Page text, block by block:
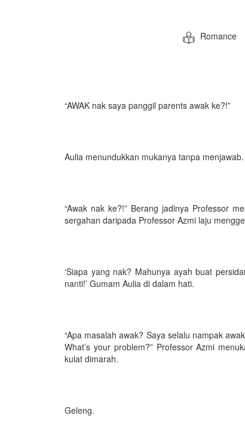
Romance
“AWAK nak saya panggil parents awak ke?!”
Aulia menundukkan mukanya tanpa menjawab.
“Awak nak ke?!” Berang jadinya Professor
sergahan daripada Professor Azmi laju
‘Siapa yang nak? Mahunya ayah buat
nanti!’ Gumam Aulia di dalam hati.
“Apa masalah awak? Saya selalu nampak
What’s your problem?” Professor Azmi
kulat dimarah.
Geleng.